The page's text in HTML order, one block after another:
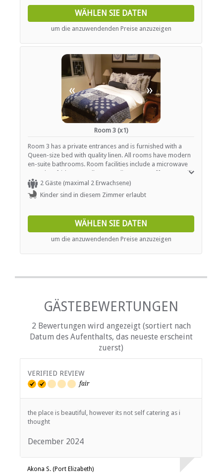
Kostenloser Tee / Kaffee
Restaurant / Esszimmer
INTERNET
Kostenloses Wi-Fi
Flughafentransfers
WÄHLEN SIE DATEN
um die anzuwendenden Preise anzuzeigen
« »
Room 3 (x1)
Room 3 has a private entrances and is furnished with a
Queen-size bed with quality linen. All rooms have modern
en-suite bathrooms. Room facilities include a microwave
oven, bar fridge as well as complimentary coffee, tea, milk
and sugar. Crockery is also provided should guests want
to order a take away meal.
2 Gäste (maximal 2 Erwachsene)
Kinder sind in diesem Zimmer erlaubt
WÄHLEN SIE DATEN
um die anzuwendenden Preise anzuzeigen
GÄSTEBEWERTUNGEN
2 Bewertungen wird angezeigt (sortiert nach
Datum des Aufenthalts, das neueste erscheint
zuerst)
VERIFIED REVIEW
fair
the place is beautiful, however its not self catering as i
thought
December 2024
Akona S. (Port Elizabeth)